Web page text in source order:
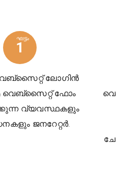
ഘട്ടം
1
ലോഗിൻ
ഫോം
വ്യവസ്ഥകളും
ജനറേറ്റർ.